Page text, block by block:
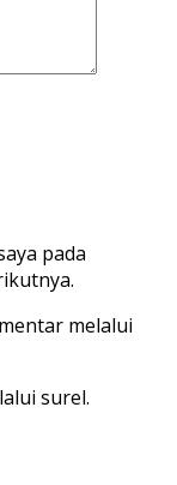
pada
melalui
surel.